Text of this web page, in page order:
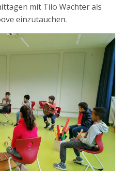
mit Tilo Wachter als
einzutauchen.